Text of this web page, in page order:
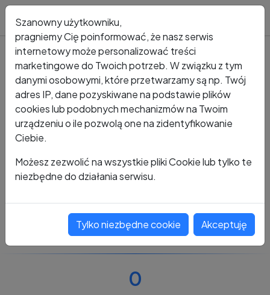
Kto dzwonił? Numer +48 601 156 503
+48 601 156 503
0
Szanowny użytkowniku,
pragniemy Cię poinformować, że nasz serwis
internetowy może personalizować treści
marketingowe do Twoich potrzeb. W związku z tym
danymi osobowymi, które przetwarzamy są np. Twój
adres IP, dane pozyskiwane na podstawie plików
cookies lub podobnych mechanizmów na Twoim
urządzeniu o ile pozwolą one na zidentyfikowanie
Ciebie.
Możesz zezwolić na wszystkie pliki Cookie lub tylko te
niezbędne do działania serwisu.
Tylko niezbędne cookie Akceptuję